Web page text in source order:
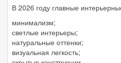
В 2026 году главные
минимализм;
светлые интерьеры;
натуральные оттенки;
визуальная легкость;